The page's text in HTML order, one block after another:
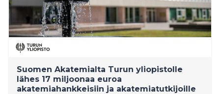
Suomen Akatemialta Turun yliopistolle
lähes 17 miljoonaa euroa
akatemiahankkeisiin ja akatemiatutkijoille